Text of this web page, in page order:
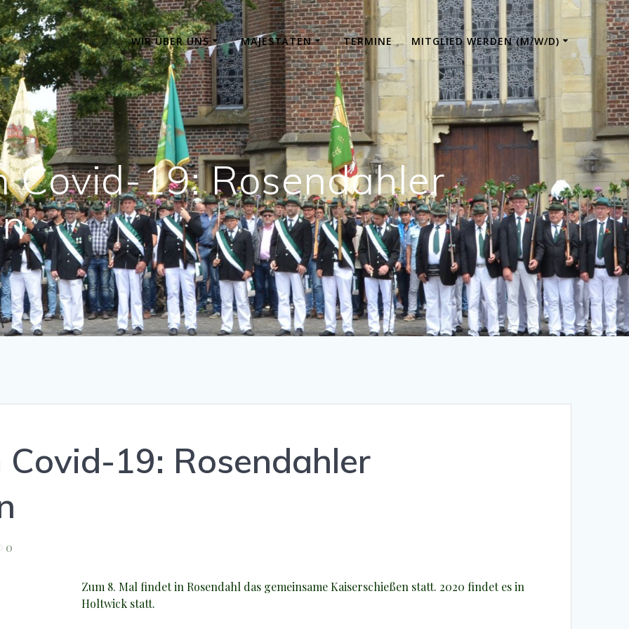
WIR ÜBER UNS MAJESTÄTEN TERMINE MITGLIED WERDEN (M/W/D)
Covid-19: Rosendahler
19: Rosendahler
0
Zum 8. Mal findet in Rosendahl das gemeinsame Kaiserschießen statt. 2020 findet es in
Holtwick statt.